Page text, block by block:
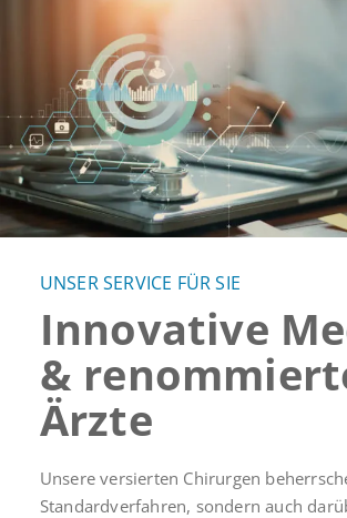
UNSER SERVICE FÜR SIE
Innovative
&
Ärzte
Unsere versierten Chirurgen
Standardverfahren, sondern auch